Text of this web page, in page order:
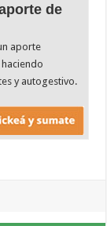
de
aporte
y autogestivo.